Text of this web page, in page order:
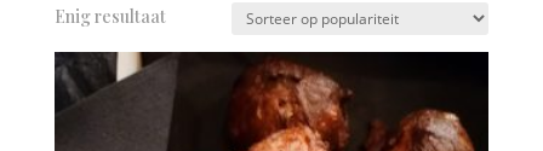
Enig resultaat